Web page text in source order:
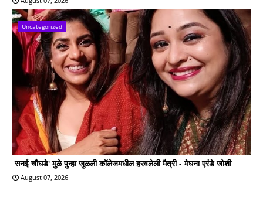
Uncategorized
सनई चौघडे' मुळे पुन्हा जुळली कॉलेजमधील हरवलेली मैत्री - मेघना एरंडे जोशी
August 07, 2026